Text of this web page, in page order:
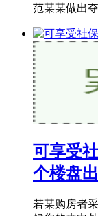
范某某做出
可享受
个楼盘
若某购房者